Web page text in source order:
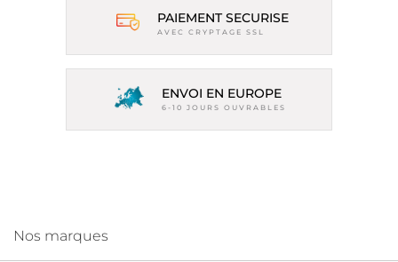
PAIEMENT SECURISE
AVEC CRYPTAGE SSL
ENVOI EN EUROPE
6-10 JOURS OUVRABLES
Nos marques